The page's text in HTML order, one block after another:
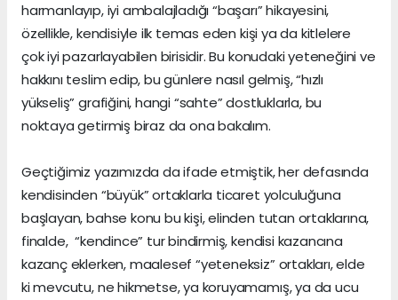
harmanlayıp, iyi ambalajladığı “başarı” hikayesini,
özellikle, kendisiyle ilk temas eden kişi ya da kitlelere
çok iyi pazarlayabilen birisidir. Bu konudaki yeteneğini ve
hakkını teslim edip, bu günlere nasıl gelmiş, “hızlı
yükseliş” grafiğini, hangi “sahte” dostluklarla, bu
noktaya getirmiş biraz da ona bakalım.
Geçtiğimiz yazımızda da ifade etmiştik, her defasında
kendisinden “büyük” ortaklarla ticaret yolculuğuna
başlayan, bahse konu bu kişi, elinden tutan ortaklarına,
finalde, “kendince” tur bindirmiş, kendisi kazancına
kazanç eklerken, maalesef “yeteneksiz” ortakları, elde
ki mevcutu, ne hikmetse, ya koruyamamış, ya da ucu